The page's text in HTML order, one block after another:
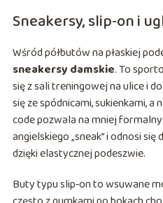
Sneakersy, slip‑on i
Wśród półbutów na płaskiej
sneakersy damskie. To
się z sali treningowej na ulice i
się ze spódnicami, sukienkami,
code pozwala na mniej
angielskiego „sneak” i odnosi
dzięki elastycznej podeszwie.
Buty typu slip‑on to wsuwane